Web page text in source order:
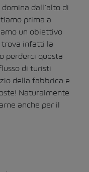
dall’alto di
prima a
un obiettivo
trova infatti la
perderci questa
di turisti
della fabbrica e
Naturalmente
anche per il